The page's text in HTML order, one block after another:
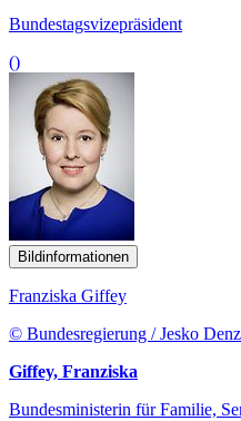
Bundestagsvizepräsident
()
Bildinformationen
Franziska Giffey
© Bundesregierung / Jesko
Giffey, Franziska
Bundesministerin für Familie,